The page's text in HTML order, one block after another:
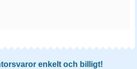
enkelt och billigt!